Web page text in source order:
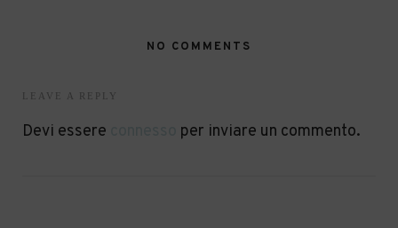
NO COMMENTS
LEAVE A REPLY
Devi essere per inviare un commento.